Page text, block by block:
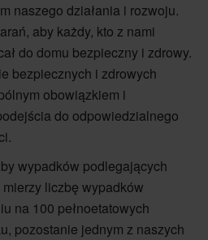
naszego działania i rozwoju.
aby każdy, kto z nami
do domu bezpieczny i zdrowy.
bezpiecznych i zdrowych
obowiązkiem i
do odpowiedzialnego
wypadków podlegających
liczbę wypadków
na 100 pełnoetatowych
pozostanie jednym z naszych